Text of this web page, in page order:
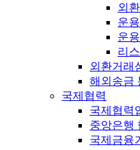
외
운
운
리
외환거래
해외송금
국제협력
국제협력
중앙은행
국제금융